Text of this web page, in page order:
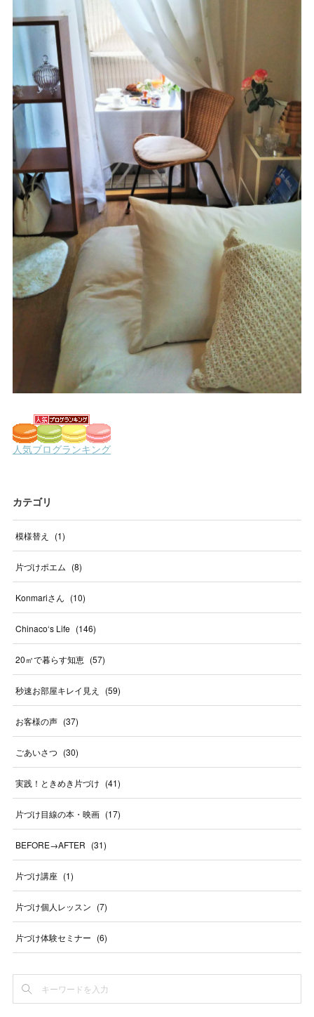
カテゴリ
模様替え (1)
片づけポエム (8)
Konmariさん (10)
Chinaco‘s Life (146)
20㎡で暮らす知恵 (57)
秒速お部屋キレイ見え (59)
お客様の声 (37)
ごあいさつ (30)
実践！ときめき片づけ (41)
片づけ目線の本・映画 (17)
BEFORE→AFTER (31)
片づけ講座 (1)
片づけ個人レッスン (7)
片づけ体験セミナー (6)